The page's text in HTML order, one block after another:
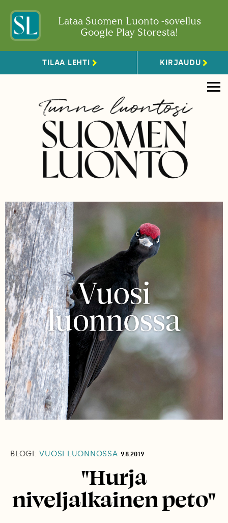
Lataa Suomen Luonto -sovellus
Google Play Storesta!
TILAA LEHTI KIRJAUDU
BLOGI: VUOSI LUONNOSSA 9.8.2019
"Hurja
niveljalkainen peto"